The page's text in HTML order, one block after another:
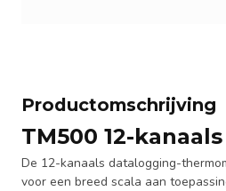
Productomschrijving
TM500 12-
De 12-kanaals datalogging-
voor een breed scala aan